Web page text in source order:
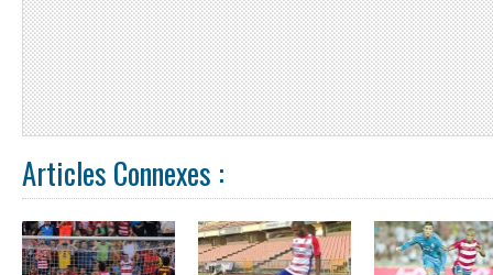
Articles Connexes :